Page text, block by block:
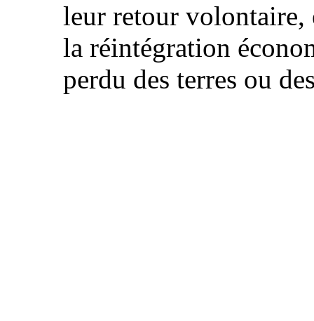
leur retour volontaire,
la réintégration
perdu des terres ou